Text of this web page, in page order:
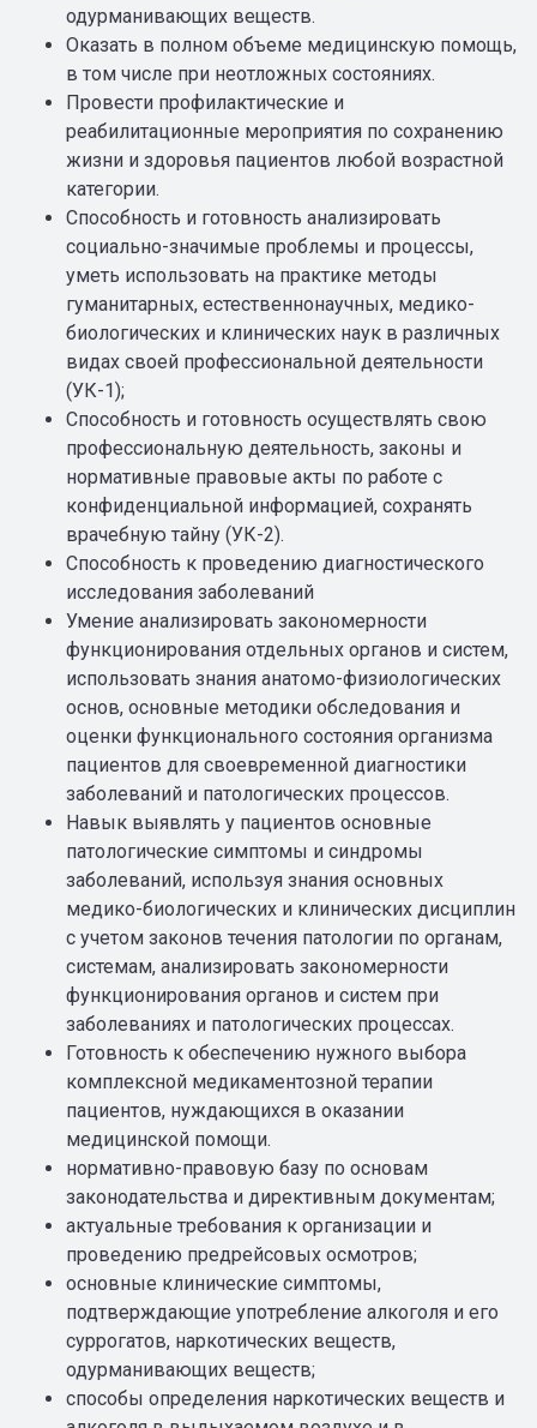
одурманивающих веществ.
Оказать в полном объеме медицинскую помощь,
в том числе при неотложных состояниях.
Провести профилактические и
реабилитационные мероприятия по сохранению
жизни и здоровья пациентов любой возрастной
категории.
Способность и готовность анализировать
социально-значимые проблемы и процессы,
уметь использовать на практике методы
гуманитарных, естественнонаучных, медико-
биологических и клинических наук в различных
видах своей профессиональной деятельности
(УК-1);
Способность и готовность осуществлять свою
профессиональную деятельность, законы и
нормативные правовые акты по работе с
конфиденциальной информацией, сохранять
врачебную тайну (УК-2).
Способность к проведению диагностического
исследования заболеваний
Умение анализировать закономерности
функционирования отдельных органов и систем,
использовать знания анатомо-физиологических
основ, основные методики обследования и
оценки функционального состояния организма
пациентов для своевременной диагностики
заболеваний и патологических процессов.
Навык выявлять у пациентов основные
патологические симптомы и синдромы
заболеваний, используя знания основных
медико-биологических и клинических дисциплин
с учетом законов течения патологии по органам,
системам, анализировать закономерности
функционирования органов и систем при
заболеваниях и патологических процессах.
Готовность к обеспечению нужного выбора
комплексной медикаментозной терапии
пациентов, нуждающихся в оказании
медицинской помощи.
нормативно-правовую базу по основам
законодательства и директивным документам;
актуальные требования к организации и
проведению предрейсовых осмотров;
основные клинические симптомы,
подтверждающие употребление алкоголя и его
суррогатов, наркотических веществ,
одурманивающих веществ;
способы определения наркотических веществ и